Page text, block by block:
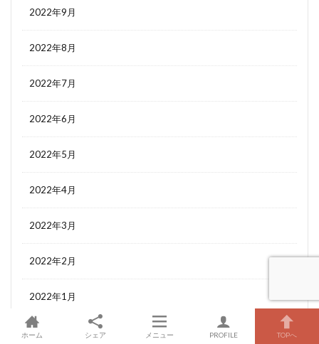
2022年9月
2022年8月
2022年7月
2022年6月
2022年5月
2022年4月
2022年3月
2022年2月
2022年1月
2021年12月
ホーム シェア メニュー PROFILE TOPへ